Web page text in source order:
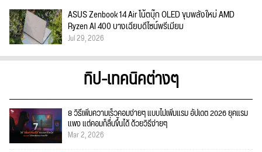
ASUS Zenbook 14 Air โน้ตบุ๊ก OLED ขุมพลังใหม่ AMD
Ryzen AI 400 บางเฉียบดีไซน์พรีเมียม
Jul 29, 2026
ทิป-เทคนิคต่างๆ
8 วิธีเพิ่มความเร็วคอมง่ายๆ แบบไม่เพิ่มแรม อัปเดต 2026 ยุคแรม
แพง แต่คอมก็ลื่นขึ้นได้ ด้วยวิธีง่ายๆ
Mar 2, 2026